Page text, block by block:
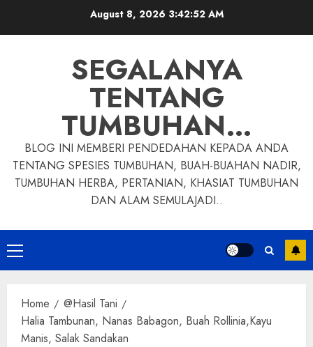
August 8, 2026 3:42:54 AM
SEGALANYA
TENTANG
TUMBUHAN…
BLOG INI MEMBERI PENDEDAHAN KEPADA ANDA
TENTANG SPESIES TUMBUHAN, BUAH-BUAHAN NADIR,
TUMBUHAN HERBA, PERTANIAN, KHASIAT TUMBUHAN
DAN ALAM SEMULAJADI..
Primary
Menu
Home
@Hasil Tani
Halia Tambunan, Nanas Babagon, Buah Rollinia,Kayu
Manis, Salak Sandakan